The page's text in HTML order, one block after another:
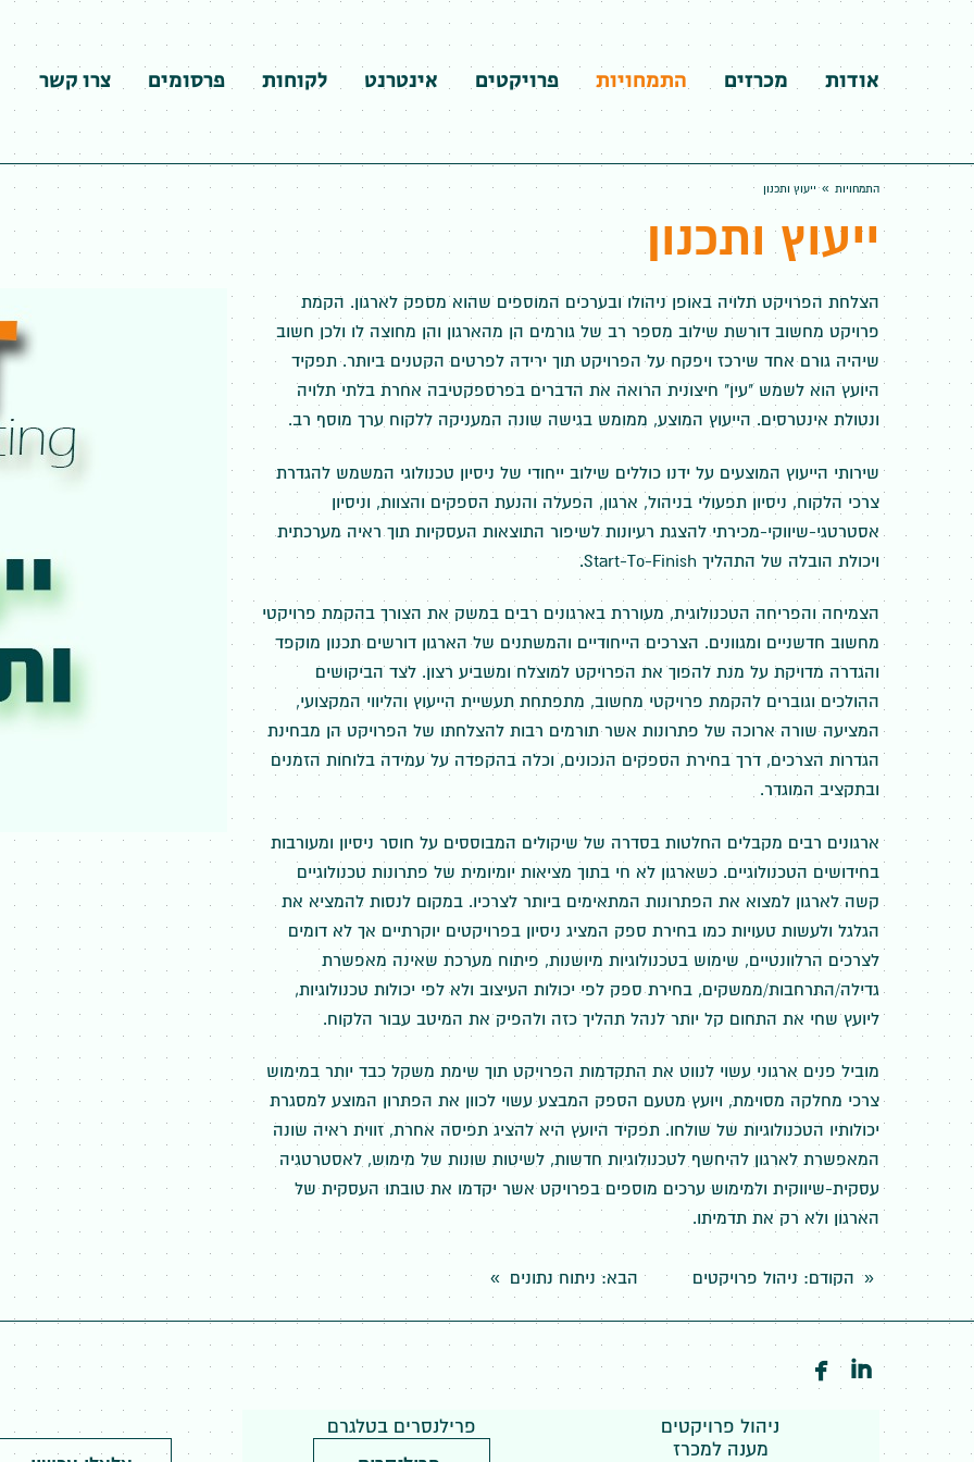
אודות מכרזים התמחויות פרויקטים אינטרנט לקוחות פרסומים צרו קשר
התמחויות » ייעוץ ותכנון
ייעוץ ותכנון
הצלחת הפרויקט תלויה באופן ניהולו ובערכים המוספים שהוא מספק לארגון. הקמת
פרויקט מחשוב דורשת שילוב מספר רב של גורמים הן מהארגון והן מחוצה לו ולכן חשוב
שיהיה גורם אחד שירכז ויפקח על הפרויקט תוך ירידה לפרטים הקטנים ביותר. תפקיד
היועץ הוא לשמש "עין" חיצונית הרואה את הדברים בפרספקטיבה אחרת בלתי תלויה
ונטולת אינטרסים. הייעוץ המוצע, ממומש בגישה שונה המעניקה ללקוח ערך מוסף רב.
שירותי הייעוץ המוצעים על ידנו כוללים שילוב ייחודי של ניסיון טכנולוגי המשמש להגדרת
צרכי הלקוח, ניסיון תפעולי בניהול, ארגון, הפעלה והנעת הספקים והצוות, וניסיון
אסטרטגי-שיווקי-מכירתי להצגת רעיונות לשיפור התוצאות העסקיות תוך ראיה מערכתית
ויכולת הובלה של התהליך Start-To-Finish.
הצמיחה והפריחה הטכנולוגית, מעוררת בארגונים רבים במשק את הצורך בהקמת פרויקטי
מחשוב חדשניים ומגוונים. הצרכים הייחודיים והמשתנים של הארגון דורשים תכנון מוקפד
והגדרה מדויקת על מנת להפוך את הפרויקט למוצלח ומשביע רצון. לצד הביקושים
ההולכים וגוברים להקמת פרויקטי מחשוב, מתפתחת תעשיית הייעוץ והליווי המקצועי,
המציעה שורה ארוכה של פתרונות אשר תורמים רבות להצלחתו של הפרויקט הן מבחינת
הגדרות הצרכים, דרך בחירת הספקים הנכונים, וכלה בהקפדה על עמידה בלוחות הזמנים
ובתקציב המוגדר.
ארגונים רבים מקבלים החלטות בסדרה של שיקולים המבוססים על חוסר ניסיון ומעורבות
בחידושים הטכנולוגיים. כשארגון לא חי בתוך מציאות יומיומית של פתרונות טכנולוגיים
קשה לארגון למצוא את הפתרונות המתאימים ביותר לצרכיו. במקום לנסות להמציא את
הגלגל ולעשות טעויות כמו בחירת ספק המציג ניסיון בפרויקטים יוקרתיים אך לא דומים
לצרכים הרלוונטיים, שימוש בטכנולוגיות מיושנות, פיתוח מערכת שאינה מאפשרת
גדילה/התרחבות/ממשקים, בחירת ספק לפי יכולות העיצוב ולא לפי יכולות טכנולוגיות,
ליועץ שחי את התחום קל יותר לנהל תהליך כזה ולהפיק את המיטב עבור הלקוח.
מוביל פנים ארגוני עשוי לנווט את התקדמות הפרויקט תוך שימת משקל כבד יותר במימוש
צרכי מחלקה מסוימת, ויועץ מטעם הספק המבצע עשוי לכוון את הפתרון המוצע למסגרת
יכולותיו הטכנולוגיות של שולחו. תפקיד היועץ היא להציג תפיסה אחרת, זווית ראיה שונה
המאפשרת לארגון להיחשף לטכנולוגיות חדשות, לשיטות שונות של מימוש, לאסטרטגיה
עסקית-שיווקית ולמימוש ערכים מוספים בפרויקט אשר יקדמו את טובתו העסקית של
הארגון ולא רק את תדמיתו.
« הקודם: ניהול פרויקטים הבא: ניתוח נתונים »
 
ניהול פרויקטים
מענה למכרז
פרילנסרים בטלגרם